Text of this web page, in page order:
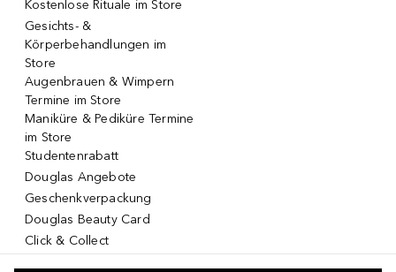
Kostenlose Rituale im Store
Gesichts- &
Körperbehandlungen im
Store
Augenbrauen & Wimpern
Termine im Store
Maniküre & Pediküre Termine
im Store
Studentenrabatt
Douglas Angebote
Geschenkverpackung
Douglas Beauty Card
Click & Collect